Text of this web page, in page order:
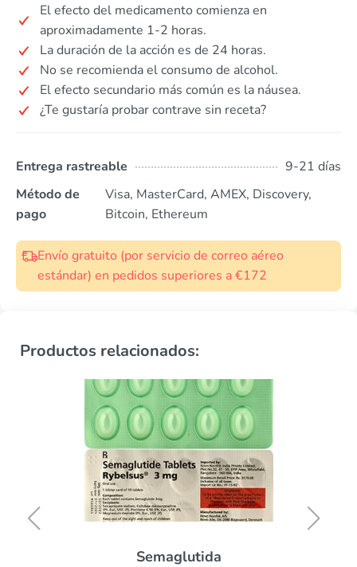
El efecto del medicamento comienza en
aproximadamente 1-2 horas.
La duración de la acción es de 24 horas.
No se recomienda el consumo de alcohol.
El efecto secundario más común es la náusea.
¿Te gustaría probar contrave sin receta?
Entrega rastreable
9-21 días
Método de
pago
Visa, MasterCard, AMEX, Discovery,
Bitcoin, Ethereum
Envío gratuito (por servicio de correo aéreo
estándar) en pedidos superiores a €172
Productos relacionados:
Semaglutida